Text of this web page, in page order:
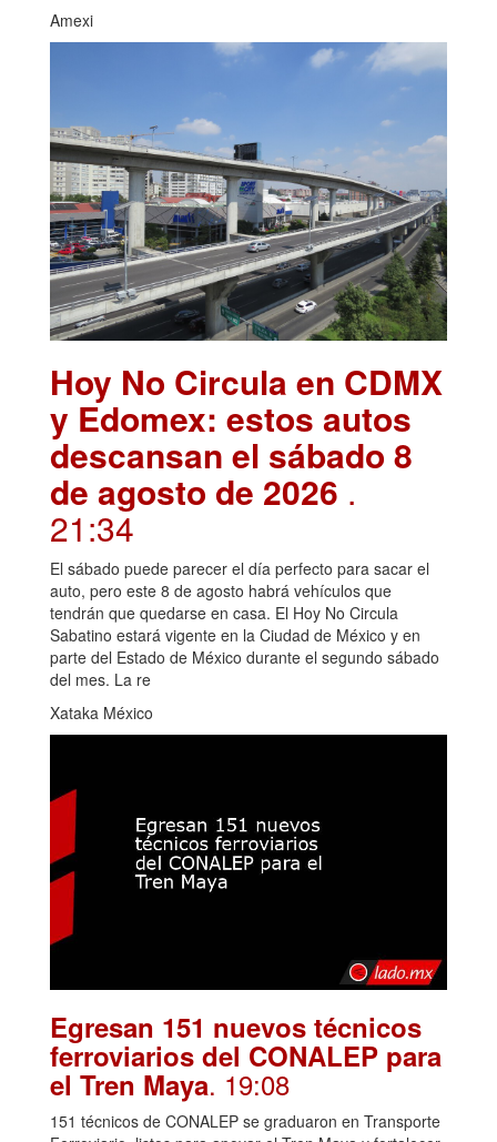
Amexi
Hoy No Circula en CDMX
y Edomex: estos autos
descansan el sábado 8
de agosto de 2026 .
21:34
El sábado puede parecer el día perfecto para sacar el
auto, pero este 8 de agosto habrá vehículos que
tendrán que quedarse en casa. El Hoy No Circula
Sabatino estará vigente en la Ciudad de México y en
parte del Estado de México durante el segundo sábado
del mes. La re
Xataka México
Egresan 151 nuevos técnicos
ferroviarios del CONALEP para
el Tren Maya. 19:08
151 técnicos de CONALEP se graduaron en Transporte